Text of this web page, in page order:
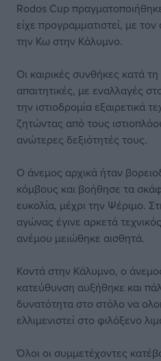
Rodos Cup
είχε προγραμματιστεί, με
την Κω στην Κάλυμνο.
Οι καιρικές συνθήκες κατά
απαιτητικές, με εναλλαγές
την ιστιοδρομία εξαιρετικά
ζητώντας από τους
ανώτερες δεξιότητές τους.
Ο άνεμος αρχικά ήταν
κόμβους και βοήθησε τα
ευκολία, μέχρι την Ψέριμο.
αγώνας έγινε αρκετά
ανέμου μειώθηκε αισθητά.
Κοντά στην Κάλυμνο, ο
κατεύθυνση αυξήθηκε και
δυνατότητα στο στόλο να
ελλιμενιστεί στο φιλόξενο
Όλοι οι συμμετέχοντες